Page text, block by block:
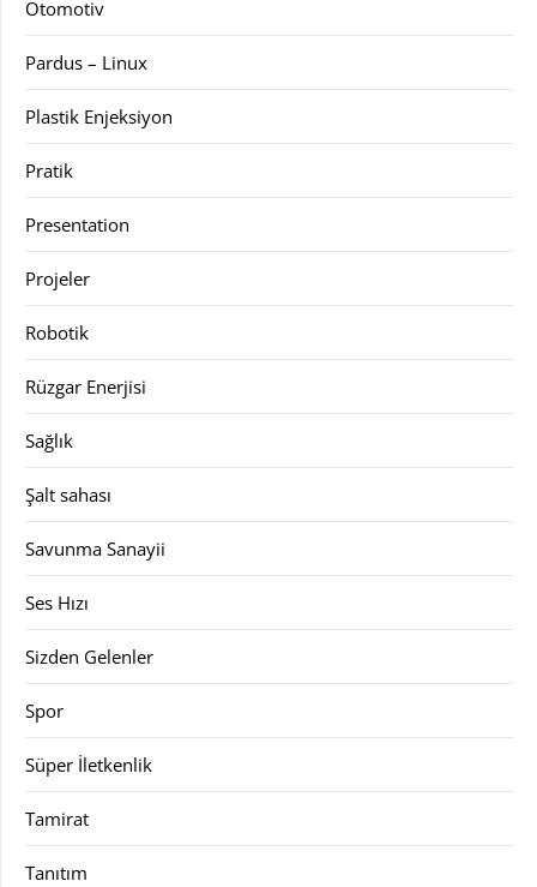
Otomotiv
Pardus – Linux
Plastik Enjeksiyon
Pratik
Presentation
Projeler
Robotik
Rüzgar Enerjisi
Sağlık
Şalt sahası
Savunma Sanayii
Ses Hızı
Sizden Gelenler
Spor
Süper İletkenlik
Tamirat
Tanıtım